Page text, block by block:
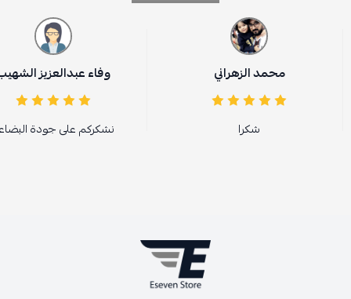
محمد الزهراني
شكرا
وفاء عبدالعزيز
نشكركم على جودة